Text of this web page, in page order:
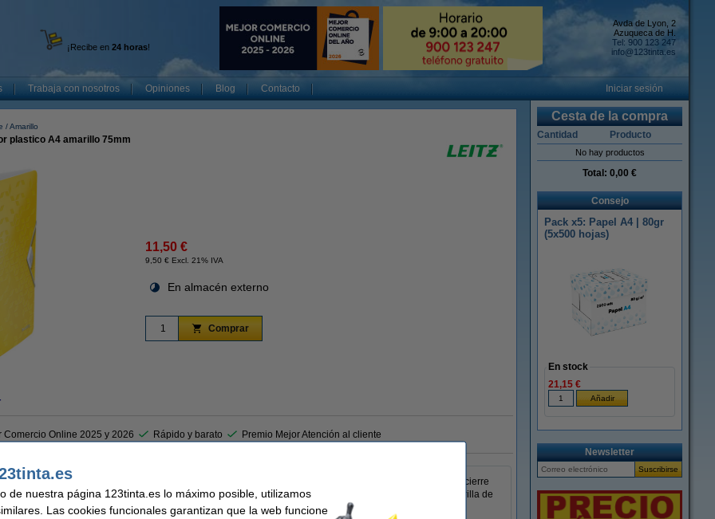
¡Recibe en 24 horas!
Avda de Lyon, 2
Azuqueca de H.
Tel: 900 123 247
info@123tinta.es
Trabaja con nosotros Opiniones Blog Contacto Iniciar sesión
Amarillo
plastico A4 amarillo 75mm
11,50 €
9,50 € Excl. 21% IVA
En almacén externo
Comprar
Comercio Online 2025 y 2026 Rápido y barato Premio Mejor Atención al cliente
es ideal para almacenar y transportar documentos. La carpeta trasera redonda de 2 anillas tiene un cierre
es rápido gracias al ingenioso mecanismo de precisión de 180° con una amplia apertura. La carpeta amarilla de
de papel y tiene fundas interiores para papeles pequeños, CD o tarjetas de visita.
Cesta de la compra
Cantidad Producto
No hay productos
Total: 0,00 €
Consejo
Pack x5: Papel A4 | 80gr
(5x500 hojas)
En stock
21,15 €
Newsletter
de nuestra página 123tinta.es lo máximo posible, utilizamos
Las cookies funcionales garantizan que la web funcione